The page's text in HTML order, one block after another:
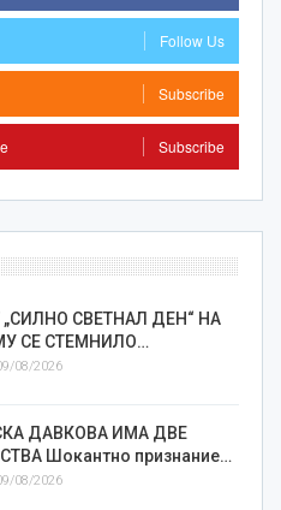
Follow Us
Subscribe
Subscribe
СВЕТНАЛ ДЕН“ НА
СЕ СТЕМНИЛО…
08/2026
ДАВКОВА ИМА ДВЕ
Шокантно признание…
08/2026